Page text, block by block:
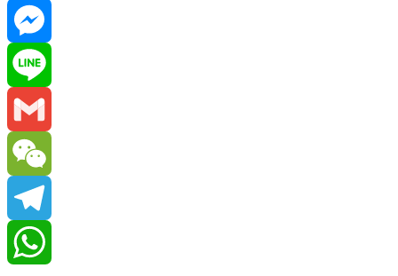
LinkedIn
Messenger
Line
Gmail
WeChat
Telegram